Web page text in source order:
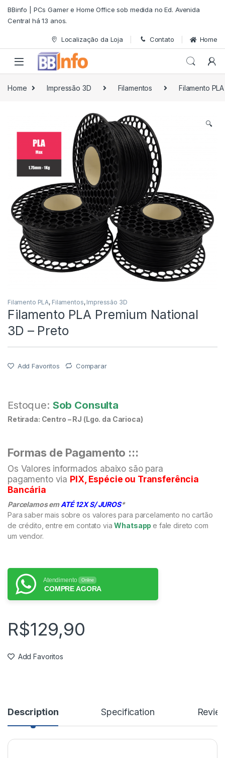
Skip to navigation
Skip to content
BBinfo | PCs Gamer e Home Office sob medida no Ed. Avenida
Central há 13 anos.
Localização da Loja Contato Home
Home Impressão 3D Filamentos Filamento PLA
🔍
Filamento PLA, Filamentos, Impressão 3D
Filamento PLA Premium National
3D – Preto
Add Favoritos Comparar
Estoque: Sob Consulta
Retirada: Centro – RJ (Lgo. da Carioca)
Formas de Pagamento :::
Os Valores informados abaixo são para
pagamento via PIX, Espécie ou Transferência
Bancária
Parcelamos emATÉ 12X S/ JUROS*
Para saber mais sobre os valores para parcelamento no cartão
de crédito, entre em contato viaWhatsapp e fale direto com
um vendor.
Atendimento Online
COMPRE AGORA
R$129,90
Add Favoritos
Description Specification